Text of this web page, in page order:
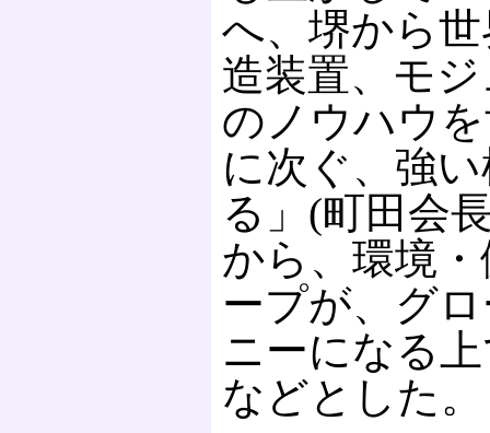
へ、堺から
造装置、モ
のノウハウ
に次ぐ、強
る」(町田会
から、環境
ープが、グ
ニーになる
などとした。